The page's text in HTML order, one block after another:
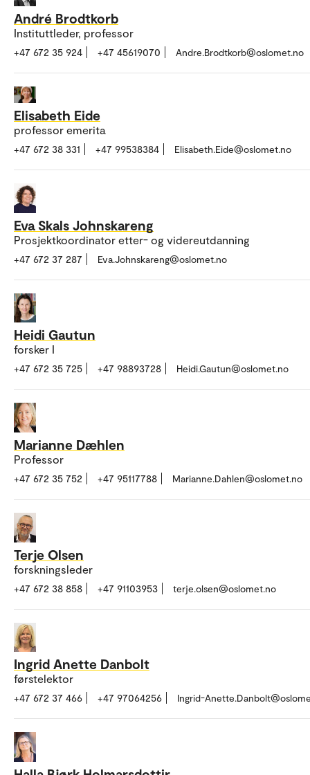
André Brodtkorb
Instituttleder, professor
+47 672 35 924 +47 45619070 Andre.Brodtkorb@oslomet.no
Elisabeth Eide
professor emerita
+47 672 38 331 +47 99538384 Elisabeth.Eide@oslomet.no
Eva Skals Johnskareng
Prosjektkoordinator etter- og videreutdanning
+47 672 37 287 Eva.Johnskareng@oslomet.no
Heidi Gautun
forsker I
+47 672 35 725 +47 98893728 Heidi.Gautun@oslomet.no
Marianne Dæhlen
Professor
+47 672 35 752 +47 95117788 Marianne.Dahlen@oslomet.no
Terje Olsen
forskningsleder
+47 672 38 858 +47 91103953 terje.olsen@oslomet.no
Ingrid Anette Danbolt
førstelektor
+47 672 37 466 +47 97064256 Ingrid-